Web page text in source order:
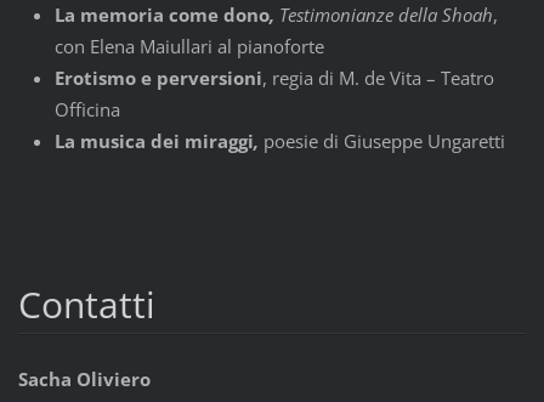
La memoria come dono, Testimonianze della Shoah,
con Elena Maiullari al pianoforte
Erotismo e perversioni, regia di M. de Vita – Teatro
Officina
La musica dei miraggi, poesie di Giuseppe Ungaretti
Contatti
Sacha Oliviero